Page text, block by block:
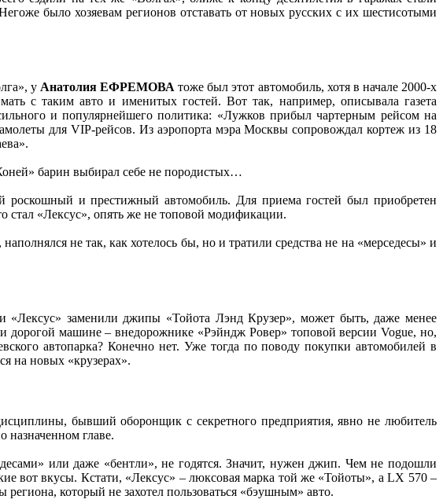
было хозяевам регионов отставать от новых русских с их шестисотыми
у Анатолия ЕФРЕМОВА тоже был этот автомобиль, хотя в начале 2000-х
с таким авто и именитых гостей. Вот так, например, описывала газета
и популярнейшего политика: «Лужков прибыл чартерным рейсом на
для VIP-рейсов. Из аэропорта мэра Москвы сопровождал кортеж из 18
барин выбирал себе не породистых…
и престижный автомобиль. Для приема гостей был приобретен
стал «Лексус», опять же не топовой модификации.
не так, как хотелось бы, но и тратили средства не на «мерседесы» и
«Лексус» заменили джипы «Тойота Лэнд Крузер», может быть, даже менее
дорогой машине – внедорожнике «Рэйндж Ровер» топовой версии Vogue, но,
автопарка? Конечно нет. Уже тогда по поводу покупки автомобилей в
на новых «крузерах».
бывший оборонщик с секретного предприятия, явно не любитель
назначенном главе.
или даже «бентли», не годятся. Значит, нужен джип. Чем не подошли
вот вкусы. Кстати, «Лексус» – люксовая марка той же «Тойоты», а LX 570 –
который не захотел пользоваться «бэушным» авто.